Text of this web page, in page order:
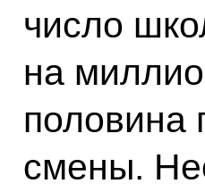
число
на
половина
смены.